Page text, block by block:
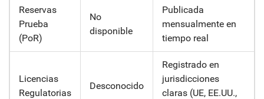
Reservas
Prueba
(PoR)
No
disponible
Publicada
mensualmente en
tiempo real
Licencias
Regulatorias
Desconocido
Registrado en
jurisdicciones
claras (UE, EE.UU.,